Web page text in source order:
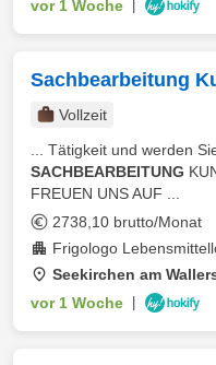
vor 1 Woche
Sachbearbeitung
Vollzeit
... Tätigkeit und werden
SACHBEARBEITUNG
FREUEN UNS AUF ...
2738,10 brutto/Monat
Frigologo
Seekirchen am
vor 1 Woche